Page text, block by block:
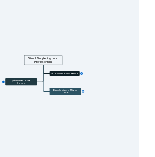
🎯 Définition et Importance 10
🧩 Éléments Clés et
Structure
16
🛠️ Applications et Mise en
Œuvre
23
Visual Storytelling pour
Professionnels